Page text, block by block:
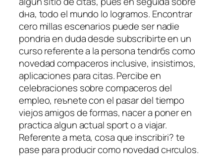
dнa, todo el mundo lo logramos. Encontrar
cero millas escenarios puede ser nadie
pondri­a en duda desde subscribirte en un
curso referente a la persona tendrбs como
novedad compaсeros inclusive, insistimos,
aplicaciones para citas. Percibe en
celebraciones sobre compaсeros del
empleo, reъnete con el pasar del tiempo
viejos amigos de formas, nacer a poner en
practica algun actual sport o a viajar.
Referente a meta, cosa que inscribiri? te
pase para producir como novedad cнrculos.